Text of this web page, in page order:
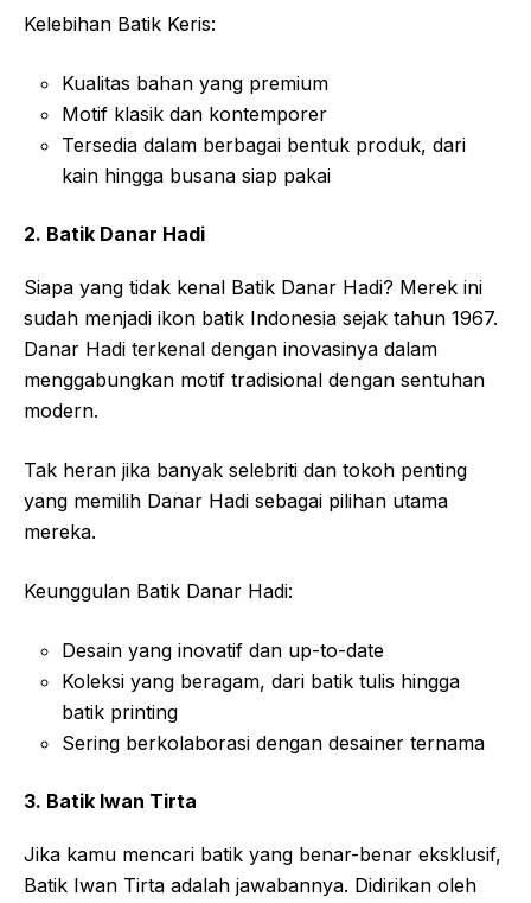
Kelebihan Batik Keris:
Kualitas bahan yang premium
Motif klasik dan kontemporer
Tersedia dalam berbagai bentuk produk, dari
kain hingga busana siap pakai
2. Batik Danar Hadi
Siapa yang tidak kenal Batik Danar Hadi? Merek ini
sudah menjadi ikon batik Indonesia sejak tahun 1967.
Danar Hadi terkenal dengan inovasinya dalam
menggabungkan motif tradisional dengan sentuhan
modern.
Tak heran jika banyak selebriti dan tokoh penting
yang memilih Danar Hadi sebagai pilihan utama
mereka.
Keunggulan Batik Danar Hadi:
Desain yang inovatif dan up-to-date
Koleksi yang beragam, dari batik tulis hingga
batik printing
Sering berkolaborasi dengan desainer ternama
3. Batik Iwan Tirta
Jika kamu mencari batik yang benar-benar eksklusif,
Batik Iwan Tirta adalah jawabannya. Didirikan oleh